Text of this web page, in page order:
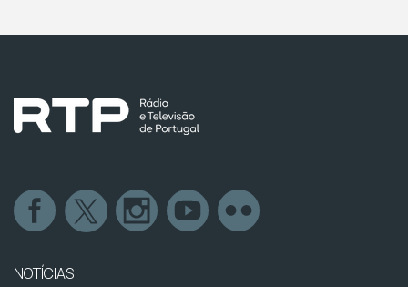
NOTÍCIAS